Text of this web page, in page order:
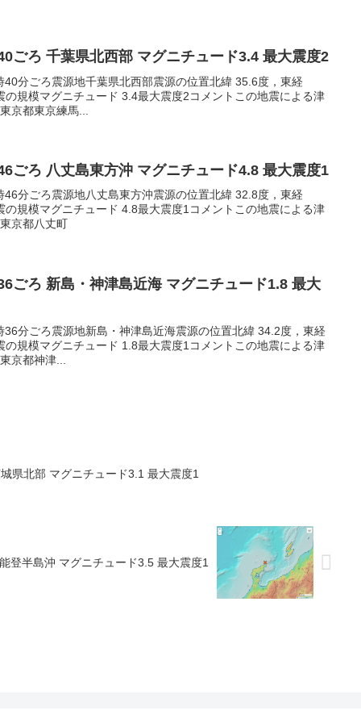
ごろ 千葉県北西部 マグニチュード3.4 最大震度2
分ごろ震源地千葉県北西部震源の位置北緯 35.6度，東経
規模マグニチュード 3.4最大震度2コメントこの地震による津
京都東京練馬...
ごろ 八丈島東方沖 マグニチュード4.8 最大震度1
分ごろ震源地八丈島東方沖震源の位置北緯 32.8度，東経
規模マグニチュード 4.8最大震度1コメントこの地震による津
京都八丈町
ごろ 新島・神津島近海 マグニチュード1.8 最大
分ごろ震源地新島・神津島近海震源の位置北緯 34.2度，東経
規模マグニチュード 1.8最大震度1コメントこの地震による津
京都神津...
県北部 マグニチュード3.1 最大震度1
登半島沖 マグニチュード3.5 最大震度1